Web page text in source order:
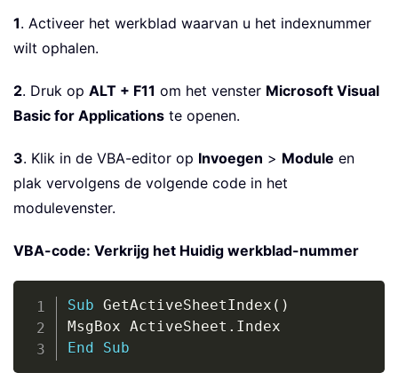
1. Activeer het werkblad waarvan u het indexnummer
wilt ophalen.
2. Druk op ALT + F11 om het venster Microsoft Visual
Basic for Applications te openen.
3. Klik in de VBA-editor op Invoegen > Module en
plak vervolgens de volgende code in het
modulevenster.
VBA-code: Verkrijg het Huidig werkblad-nummer
Sub GetActiveSheetIndex ( )
MsgBox ActiveSheet .
End
Sub